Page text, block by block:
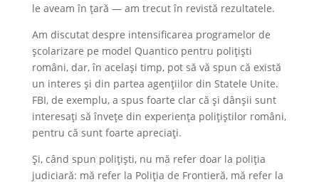
le aveam în țară — am trecut în revistă rezultatele.
Am discutat despre intensificarea programelor de
școlarizare pe model Quantico pentru polițiști
români, dar, în același timp, pot să vă spun că există
un interes și din partea agențiilor din Statele Unite.
FBI, de exemplu, a spus foarte clar că și dânșii sunt
interesați să învețe din experiența polițiștilor români,
pentru că sunt foarte apreciați.
Și, când spun polițiști, nu mă refer doar la poliția
judiciară: mă refer la Poliția de Frontieră, mă refer la